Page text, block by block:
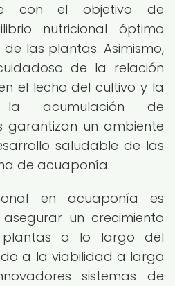
con el objetivo de
nutricional óptimo
las plantas. Asimismo,
de la relación
el lecho del cultivo y la
acumulación de
garantizan un ambiente
saludable de las
de acuaponía.
en acuaponía es
un crecimiento
plantas a lo largo del
a la viabilidad a largo
sistemas de